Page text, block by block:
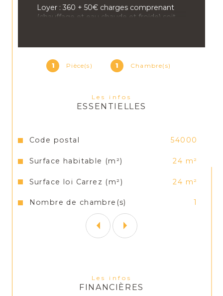
1 Pièce(s) 1 Chambre(s)
Les infos
ESSENTIELLES
Caractéristiques Valeurs
Code postal 54000
Surface habitable (m²) 24 m²
Surface loi Carrez (m²) 24 m²
Nombre de chambre(s) 1
Loyer : 360 + 50€ charges comprenant
(chauffage et eau chaude et froide) soit
Tél : 03.83.17.22.92
immobilier.com
Les infos
FINANCIÈRES